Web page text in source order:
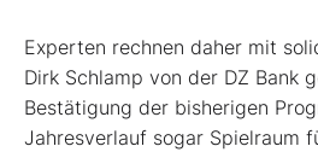
Kontakt
Experten rechnen daher mit
Dirk Schlamp von der DZ Bank
Bestätigung der bisherigen
Jahresverlauf sogar Spielraum